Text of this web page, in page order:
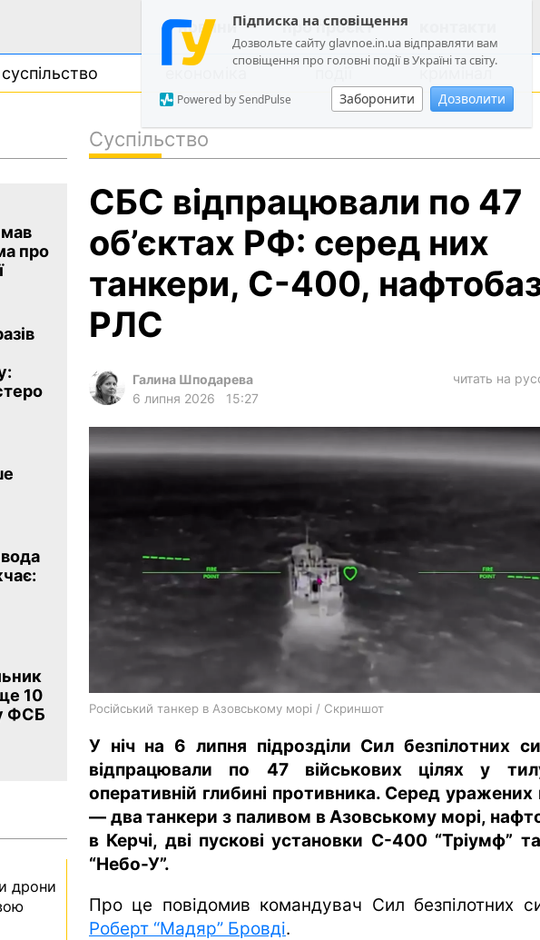
Підписка на сповіщення
Дозвольте сайту glavnoe.in.ua відправляти вам
сповіщення про головні події в Україні та світу.
Заборонити Дозволити
Powered by SendPulse
новини про проєкт
суспільство кримінал
політика
суспільство
події
кримінал
архів
gambling
Суспільство
СБС відпрацювали по 47
об’єктах РФ: серед них
танкери, С-400,
РЛС
Галина Шподарева
6 липня 2026
15:27
читать на
Російський танкер в Азовському морі / Скриншот
У ніч на 6 липня підрозділи Сил безпілотних
відпрацювали по 47 військових цілях у
оперативній глибині противника. Серед уражених
— два танкери з паливом в Азовському морі,
в Керчі, дві пускові установки С-400 “Тріумф”
“Небо-У”.
Про це повідомив командувач Сил безпілотних
Роберт “Мадяр” Бровді.
про
10
ФСБ
дрони